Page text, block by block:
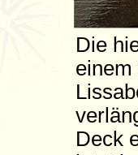
Die
Deck